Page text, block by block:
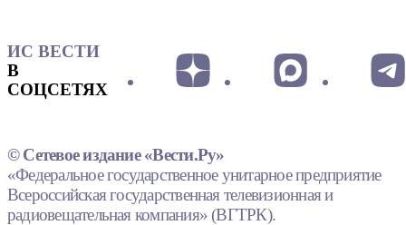
ИС ВЕСТИ
В
СОЦСЕТЯХ
© Сетевое издание «Вести.Ру»
«Федеральное государственное унитарное предприятие
Всероссийская государственная телевизионная и
радиовещательная компания» (ВГТРК).